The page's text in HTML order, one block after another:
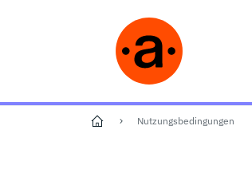
Start Nutzungsbedingungen